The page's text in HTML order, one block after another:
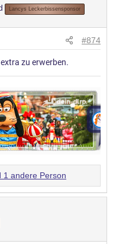
Lancys Leckerbissensponsor
#874
zu erwerben.
1 andere Person